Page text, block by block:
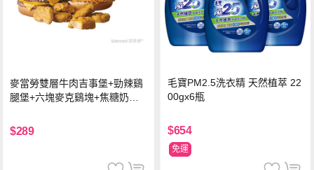
麥當勞雙層牛肉吉事堡+勁辣鷄
腿堡+六塊麥克鷄塊+焦糖奶茶
$289
毛寶PM2.5洗衣精 天然植萃 22
00gx6瓶
$654
免運